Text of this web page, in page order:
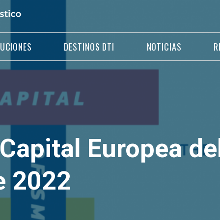
DESTINOS DTI NOTICIAS
Europea
2022